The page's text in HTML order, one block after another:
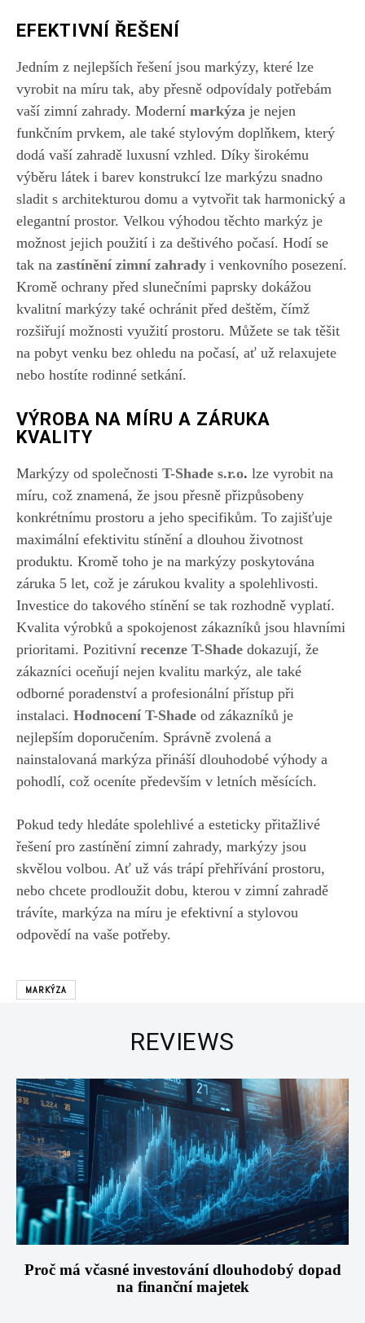
EFEKTIVNÍ ŘEŠENÍ
Jedním z nejlepších řešení jsou markýzy, které lze
vyrobit na míru tak, aby přesně odpovídaly potřebám
vaší zimní zahrady. Moderní markýza je nejen
funkčním prvkem, ale také stylovým doplňkem, který
dodá vaší zahradě luxusní vzhled. Díky širokému
výběru látek i barev konstrukcí lze markýzu snadno
sladit s architekturou domu a vytvořit tak harmonický a
elegantní prostor. Velkou výhodou těchto markýz je
možnost jejich použití i za deštivého počasí. Hodí se
tak na zastínění zimní zahrady i venkovního posezení.
Kromě ochrany před slunečními paprsky dokážou
kvalitní markýzy také ochránit před deštěm, čímž
rozšiřují možnosti využití prostoru. Můžete se tak těšit
na pobyt venku bez ohledu na počasí, ať už relaxujete
nebo hostíte rodinné setkání.
VÝROBA NA MÍRU A ZÁRUKA
KVALITY
Markýzy od společnosti T-Shade s.r.o. lze vyrobit na
míru, což znamená, že jsou přesně přizpůsobeny
konkrétnímu prostoru a jeho specifikům. To zajišťuje
maximální efektivitu stínění a dlouhou životnost
produktu. Kromě toho je na markýzy poskytována
záruka 5 let, což je zárukou kvality a spolehlivosti.
Investice do takového stínění se tak rozhodně vyplatí.
Kvalita výrobků a spokojenost zákazníků jsou hlavními
prioritami. Pozitivní recenze T-Shade dokazují, že
zákazníci oceňují nejen kvalitu markýz, ale také
odborné poradenství a profesionální přístup při
instalaci. Hodnocení T-Shade od zákazníků je
nejlepším doporučením. Správně zvolená a
nainstalovaná markýza přináší dlouhodobé výhody a
pohodlí, což oceníte především v letních měsících.
Pokud tedy hledáte spolehlivé a esteticky přitažlivé
řešení pro zastínění zimní zahrady, markýzy jsou
skvělou volbou. Ať už vás trápí přehřívání prostoru,
nebo chcete prodloužit dobu, kterou v zimní zahradě
trávíte, markýza na míru je efektivní a stylovou
odpovědí na vaše potřeby.
MARKÝZA
REVIEWS
Proč má včasné investování dlouhodobý dopad
na finanční majetek